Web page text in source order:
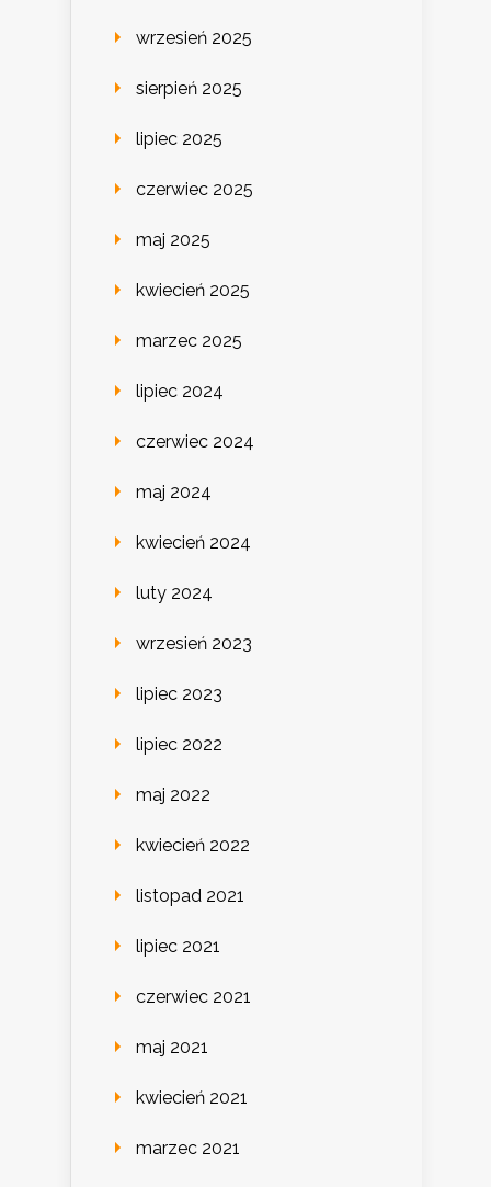
wrzesień 2025
sierpień 2025
lipiec 2025
czerwiec 2025
maj 2025
kwiecień 2025
marzec 2025
lipiec 2024
czerwiec 2024
maj 2024
kwiecień 2024
luty 2024
wrzesień 2023
lipiec 2023
lipiec 2022
maj 2022
kwiecień 2022
listopad 2021
lipiec 2021
czerwiec 2021
maj 2021
kwiecień 2021
marzec 2021